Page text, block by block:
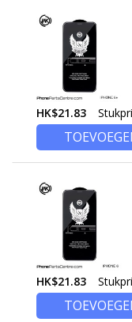
HK$21.83
HK$21.83